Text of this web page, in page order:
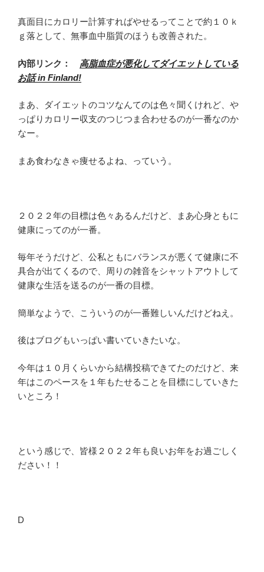
真面目にカロリー計算すればやせるってことで約１０ｋ
ｇ落として、無事血中脂質のほうも改善された。
內部リンク： 高脂血症が悪化してダイエットしている
お話 in Finland!
まあ、ダイエットのコツなんてのは色々聞くけれど、や
っぱりカロリー収支のつじつま合わせるのが一番なのか
なー。
まあ食わなきゃ痩せるよね、っていう。
２０２２年の目標は色々あるんだけど、まあ心身ともに
健康にってのが一番。
毎年そうだけど、公私ともにバランスが悪くて健康に不
具合が出てくるので、周りの雑音をシャットアウトして
健康な生活を送るのが一番の目標。
簡単なようで、こういうのが一番難しいんだけどねえ。
後はブログもいっぱい書いていきたいな。
今年は１０月くらいから結構投稿できてたのだけど、来
年はこのペースを１年もたせることを目標にしていきた
いところ！
という感じで、皆様２０２２年も良いお年をお過ごしく
ださい！！
D